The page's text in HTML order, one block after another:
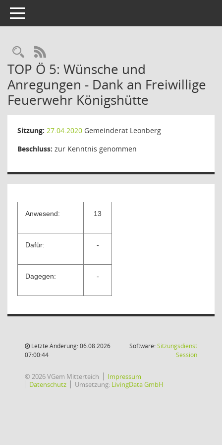
Toggle navigation
RSS-Feed
TOP Ö 5: Wünsche und
Anregungen - Dank an Freiwillige
Feuerwehr Königshütte
Sitzung: 27.04.2020 Gemeinderat Leonberg
Beschluss: zur Kenntnis genommen
Anwesend: 13
Dafür: -
Dagegen: -
Letzte Änderung: 06.08.2026
07:00:44
Software:Sitzungsdienst
Session(Wird in
© 2026 VGem Mitterteich
Impressum
Datenschutz
Umsetzung: LivingData GmbH